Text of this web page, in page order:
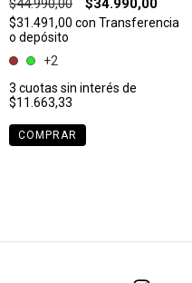
$31.491,00 con Transferencia
o depósito
+2
3 cuotas sin interés de
$11.663,33
COMPRAR